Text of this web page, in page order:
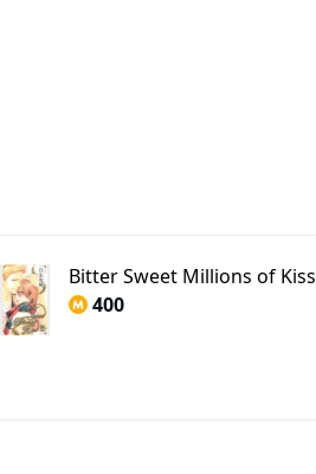
Bitter Sweet Millions of Kiss
400